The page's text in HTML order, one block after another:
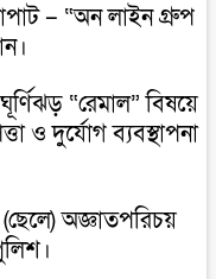
– “অন লাইন গ্রুপ
“রেমাল” বিষয়ে
ও দুর্যোগ ব্যবস্থাপনা
অজ্ঞাতপরিচয়